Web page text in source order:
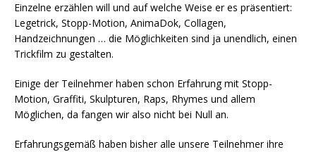
Einzelne erzählen will und auf welche Weise er es präsentiert:
Legetrick, Stopp-Motion, AnimaDok, Collagen,
Handzeichnungen … die Möglichkeiten sind ja unendlich, einen
Trickfilm zu gestalten.
Einige der Teilnehmer haben schon Erfahrung mit Stopp-
Motion, Graffiti, Skulpturen, Raps, Rhymes und allem
Möglichen, da fangen wir also nicht bei Null an.
Erfahrungsgemäß haben bisher alle unsere Teilnehmer ihre